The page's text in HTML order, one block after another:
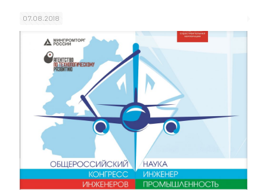
07.08.2018